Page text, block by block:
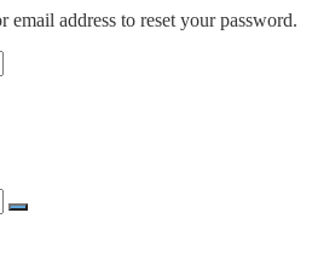
email address to reset your password.